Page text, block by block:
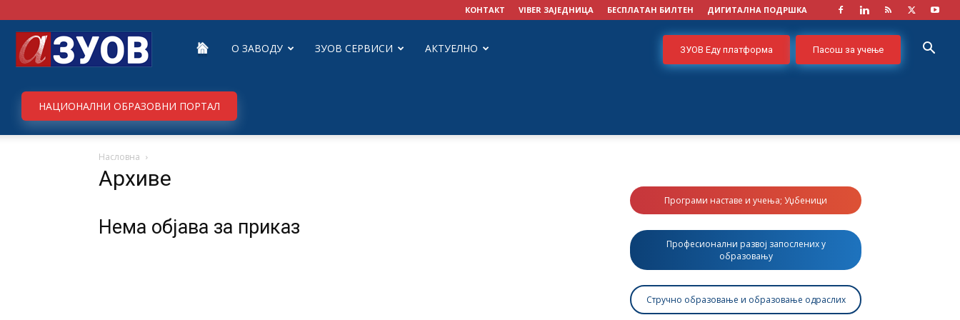
КОНТАКТ VIBER ЗАЈЕДНИЦА БЕСПЛАТАН БИЛТЕН ДИГИТАЛНА ПОДРШКА
ЗУОВ Еду платформа Пасош за учење
за
образовања
О ЗАВОДУ ЗУОВ СЕРВИСИ АКТУЕЛНО
НАЦИОНАЛНИ ОБРАЗОВНИ ПОРТАЛ
Насловна
Архиве
Нема објава за приказ
Програми наставе и учења; Уџбеници
Професионални развој запослених у
образовању
Стручно образовање и образовање одраслих